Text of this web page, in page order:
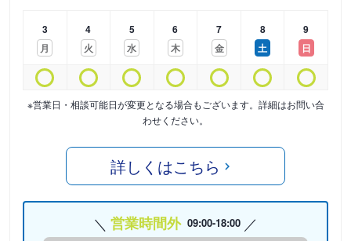
3
月
4
火
5
水
6
木
7
金
8
土
9
日
※営業日・相談可能日が変更となる場合もございます。詳細はお問い合
わせください。
詳しくはこちら
営業時間外 09:00-18:00